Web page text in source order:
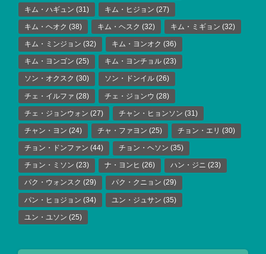
キム・ハギュン (31) キム・ヒジョン (27)
キム・ヘオク (38) キム・ヘスク (32) キム・ミギョン (32)
キム・ミンジョン (32) キム・ヨンオク (36)
キム・ヨンゴン (25) キム・ヨンチョル (23)
ソン・オクスク (30) ソン・ドンイル (26)
チェ・イルファ (28) チェ・ジョンウ (28)
チェ・ジョンウォン (27) チャン・ヒョンソン (31)
チャン・ヨン (24) チャ・ファヨン (25) チョン・エリ (30)
チョン・ドンファン (44) チョン・ヘソン (35)
チョン・ミソン (23) ナ・ヨンヒ (26) ハン・ジニ (23)
パク・ウォンスク (29) パク・クニョン (29)
パン・ヒョジョン (34) ユン・ジュサン (35)
ユン・ユソン (25)